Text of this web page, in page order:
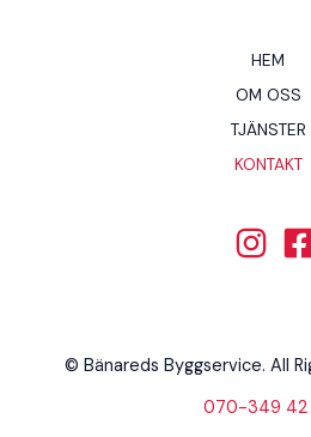
HEM
OM OSS
TJÄNSTER
KONTAKT
© Bänareds Byggservice. All
070-349 42